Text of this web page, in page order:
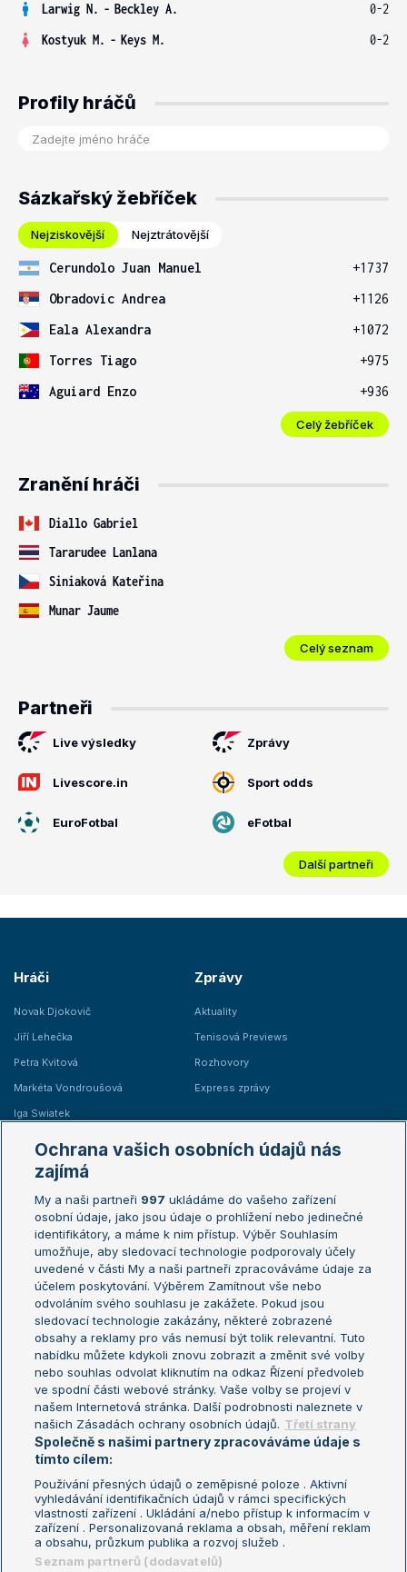
Larwig N. - Beckley A.
0-2
Kostyuk M. - Keys M. 0-2
Profily hráčů
Sázkařský žebříček
Nejziskovější Nejztrátovější
Cerundolo Juan Manuel
+1737
Obradovic Andrea
+1126
Eala Alexandra
+1072
Torres Tiago
+975
Aguiard Enzo
+936
Celý žebříček
Zranění hráči
Diallo Gabriel
Tararudee Lanlana
Siniaková Kateřina
Munar Jaume
Celý seznam
Partneři
Live výsledky Zprávy
Livescore.in Sport odds
EuroFotbal eFotbal
Další partneři
Hráči
Novak Djokovič
Jiří Lehečka
Petra Kvitová
Markéta Vondroušová
Iga Swiatek
Zprávy
Aktuality
Tenisová Previews
Rozhovory
Express zprávy
Žebříčky
Žebříček ATP (muži)
Žebříček WTA (ženy)
Sázkařský žebříček
Australian Open
French Open
Wimbledon
US Open
Turnaj mistrů
Turnaj mistryň
Aktualní trendy
Fotbalové přestupy
Livesport Daily
LS Prague Open
Podmínky užití
Nastavení soukromí
GDPR a žurnalistika
Reklama
Kontakt
Informace o zpracování osobních
údajů
Ochrana vašich osobních údajů nás
zajímá
My a naši partneři 997 ukládáme do vašeho zařízení
osobní údaje, jako jsou údaje o prohlížení nebo jedinečné
identifikátory, a máme k nim přístup. Výběr Souhlasím
umožňuje, aby sledovací technologie podporovaly účely
uvedené v části My a naši partneři zpracováváme údaje za
účelem poskytování. Výběrem Zamítnout vše nebo
odvoláním svého souhlasu je zakážete. Pokud jsou
sledovací technologie zakázány, některé zobrazené
obsahy a reklamy pro vás nemusí být tolik relevantní. Tuto
nabídku můžete kdykoli znovu zobrazit a změnit své volby
nebo souhlas odvolat kliknutím na odkaz Řízení předvoleb
ve spodní části webové stránky. Vaše volby se projeví v
našem Internetová stránka. Další podrobnosti naleznete v
našich Zásadách ochrany osobních údajů. Třetí strany
Společně s našimi partnery zpracováváme údaje s
tímto cílem:
Používání přesných údajů o zeměpisné poloze . Aktivní
vyhledávání identifikačních údajů v rámci specifických
vlastností zařízení . Ukládání a/nebo přístup k informacím v
zařízení . Personalizovaná reklama a obsah, měření reklam
a obsahu, průzkum publika a rozvoj služeb .
Seznam partnerů (dodavatelů)